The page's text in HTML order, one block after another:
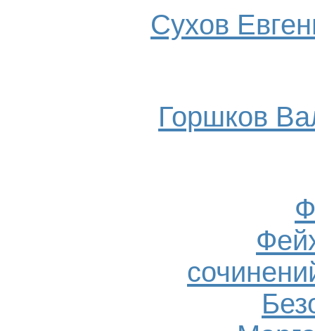
Сухов
Горшков